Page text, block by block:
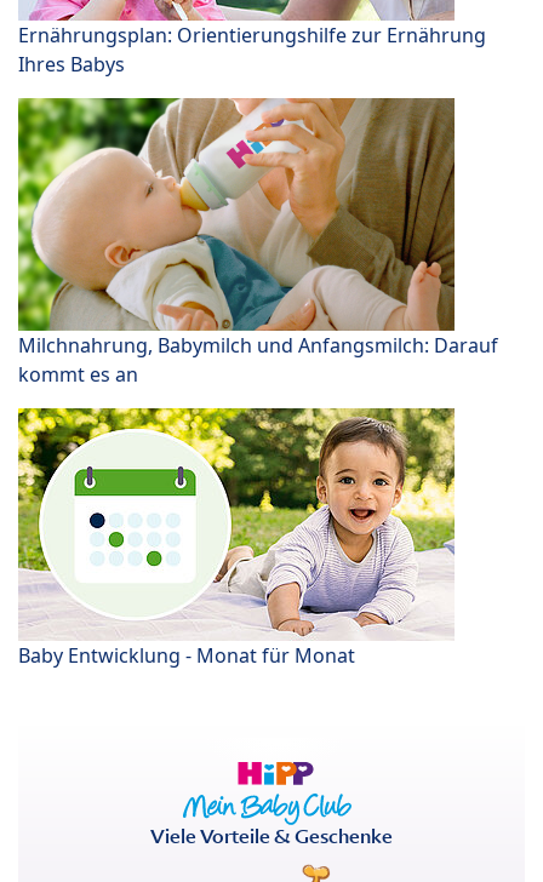
Ernährungsplan: Orientierungshilfe zur Ernährung
Ihres Babys
Milchnahrung, Babymilch und Anfangsmilch: Darauf
kommt es an
Baby Entwicklung - Monat für Monat
Viele Vorteile & Geschenke